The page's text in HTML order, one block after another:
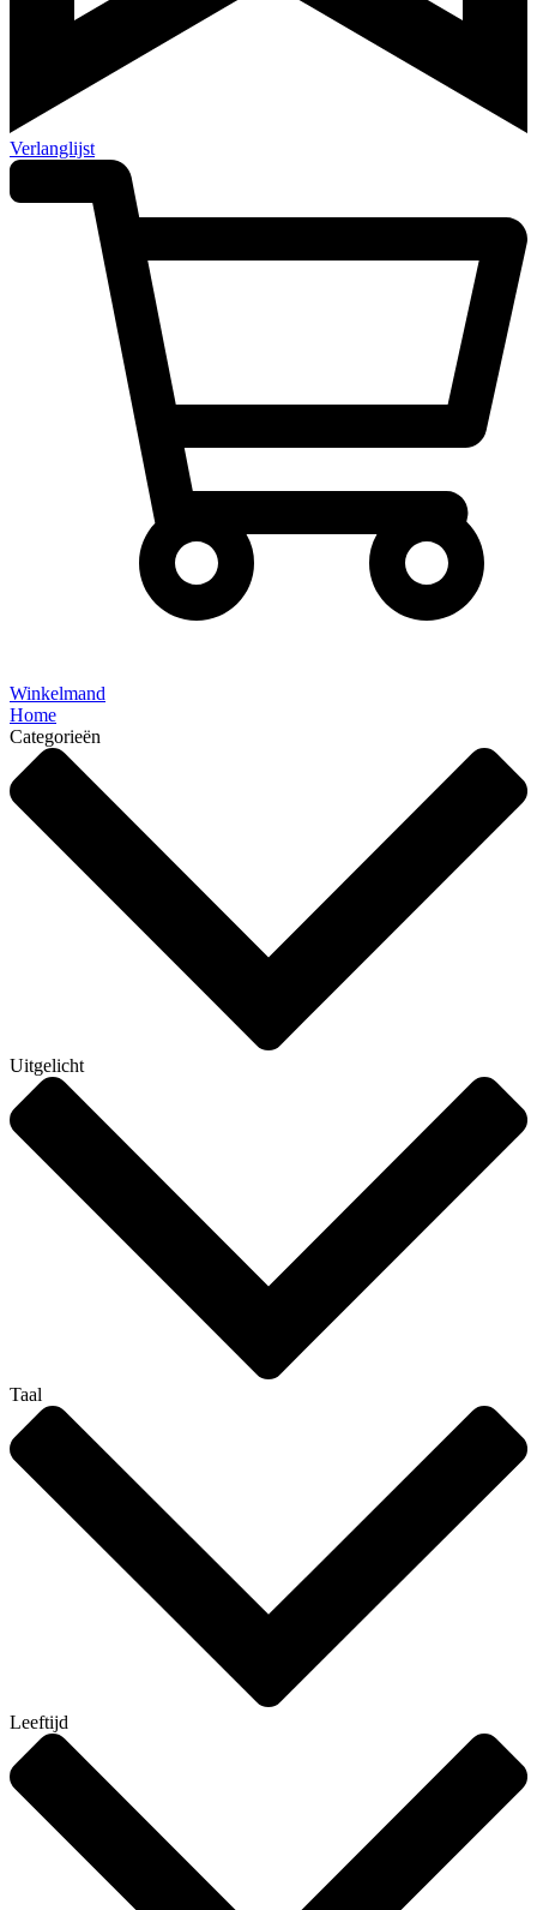
Verlanglijst
Winkelmand
Home
Categorieën
Uitgelicht
Taal
Leeftijd